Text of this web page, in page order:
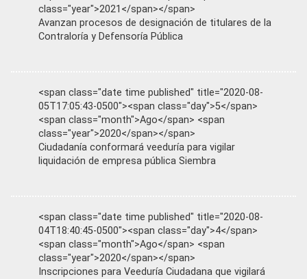
class="year">2021</span></span>
Avanzan procesos de designación de titulares de la
Contraloría y Defensoría Pública
<span class="date time published" title="2020-08-
05T17:05:43-0500"><span class="day">5</span>
<span class="month">Ago</span> <span
class="year">2020</span></span>
Ciudadanía conformará veeduría para vigilar
liquidación de empresa pública Siembra
<span class="date time published" title="2020-08-
04T18:40:45-0500"><span class="day">4</span>
<span class="month">Ago</span> <span
class="year">2020</span></span>
Inscripciones para Veeduría Ciudadana que vigilará